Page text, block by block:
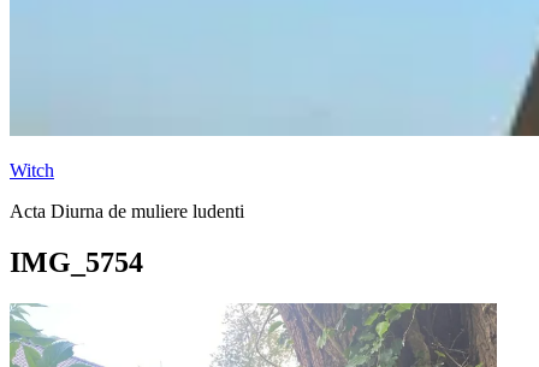
Witch
Acta Diurna de muliere ludenti
IMG_5754